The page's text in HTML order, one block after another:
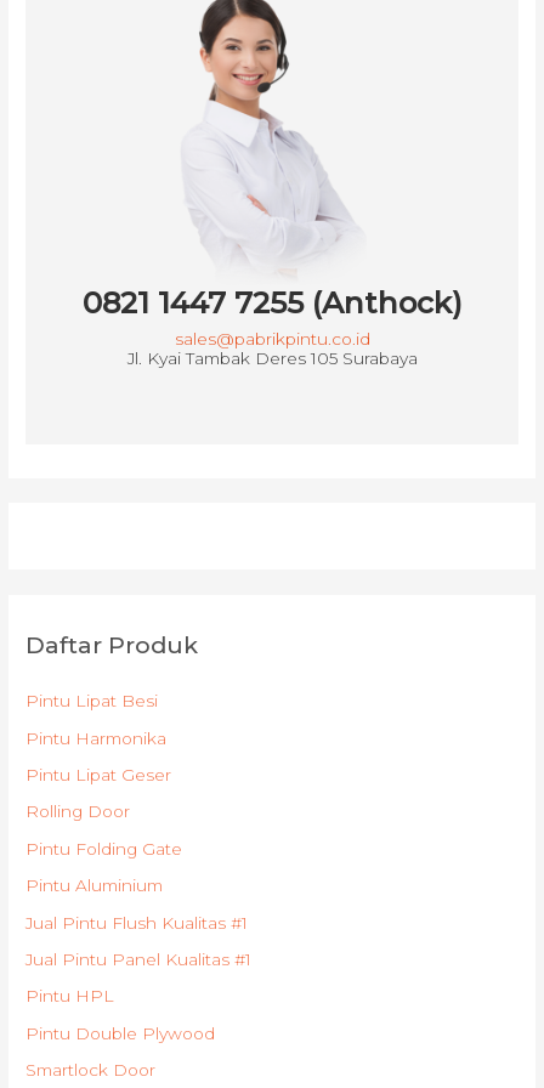
0821 1447 7255 (Anthock)
sales@pabrikpintu.co.id
Jl. Kyai Tambak Deres 105 Surabaya
Daftar Produk
Pintu Lipat Besi
Pintu Harmonika
Pintu Lipat Geser
Rolling Door
Pintu Folding Gate
Pintu Aluminium
Jual Pintu Flush Kualitas #1
Jual Pintu Panel Kualitas #1
Pintu HPL
Pintu Double Plywood
Smartlock Door